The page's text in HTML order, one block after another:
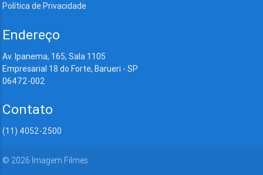
Política de Privacidade
Endereço
Av. Ipanema, 165, Sala 1105
Empresarial 18 do Forte, Barueri - SP
06472-002
Contato
(11) 4052-2500
© 2026 Imagem Filmes